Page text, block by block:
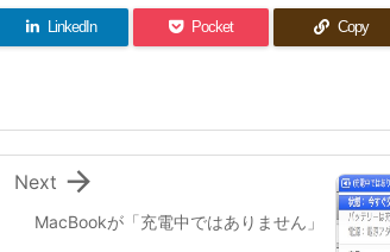
LinkedIn Pocket Copy
MacBookが「充電中ではありません」

Next